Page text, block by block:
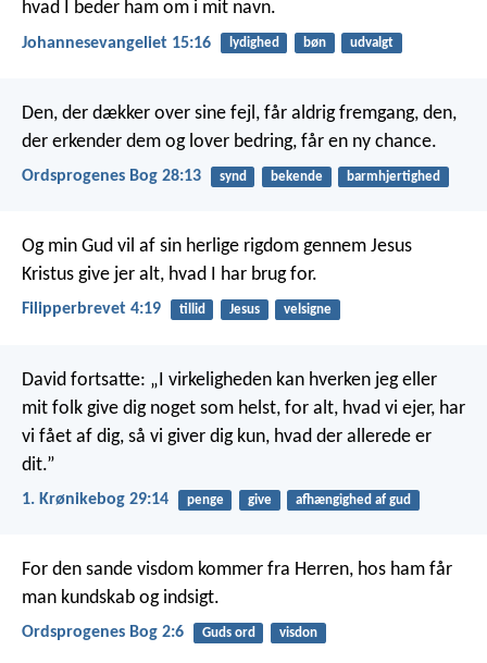
hvad I beder ham om i mit navn.
Johannesevangeliet 15:16 lydighed bøn udvalgt
Den, der dækker over sine fejl, får aldrig fremgang, den,
der erkender dem og lover bedring, får en ny chance.
Ordsprogenes Bog 28:13 synd bekende barmhjertighed
Og min Gud vil af sin herlige rigdom gennem Jesus
Kristus give jer alt, hvad I har brug for.
Filipperbrevet 4:19 tillid Jesus velsigne
David fortsatte: „I virkeligheden kan hverken jeg eller
mit folk give dig noget som helst, for alt, hvad vi ejer, har
vi fået af dig, så vi giver dig kun, hvad der allerede er
dit.”
1. Krønikebog 29:14 penge give afhængighed af gud
For den sande visdom kommer fra Herren, hos ham får
man kundskab og indsigt.
Ordsprogenes Bog 2:6 Guds ord visdon